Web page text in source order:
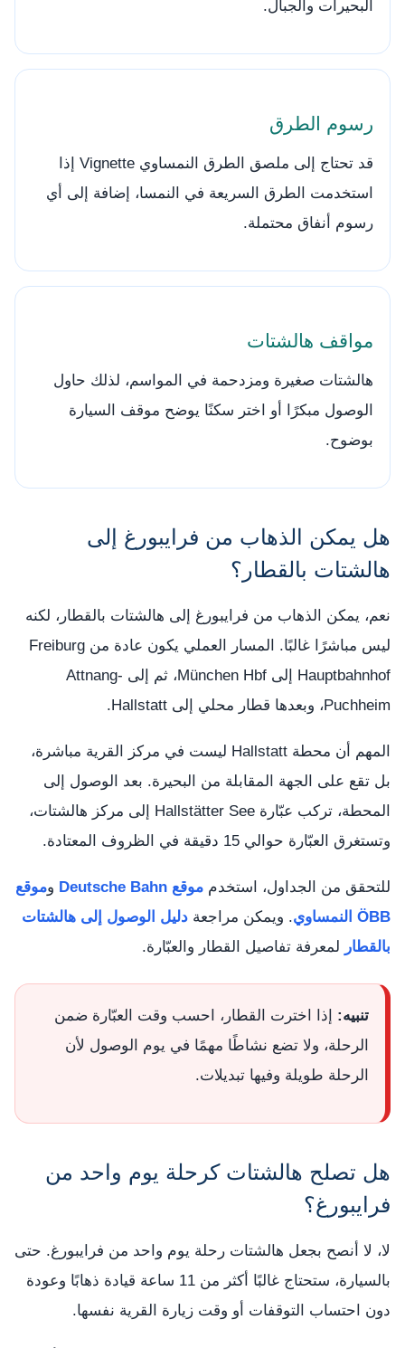
البحيرات والجبال.
رسوم الطرق
قد تحتاج إلى ملصق الطرق النمساوي Vignette إذا
استخدمت الطرق السريعة في النمسا، إضافة إلى أي
رسوم أنفاق محتملة.
مواقف هالشتات
هالشتات صغيرة ومزدحمة في المواسم، لذلك حاول
الوصول مبكرًا أو اختر سكنًا يوضح موقف السيارة
بوضوح.
هل يمكن الذهاب من فرايبورغ إلى
هالشتات بالقطار؟
نعم، يمكن الذهاب من فرايبورغ إلى هالشتات بالقطار، لكنه
ليس مباشرًا غالبًا. المسار العملي يكون عادة من Freiburg
Hauptbahnhof إلى München Hbf، ثم إلى Attnang-
Puchheim، وبعدها قطار محلي إلى Hallstatt.
المهم أن محطة Hallstatt ليست في مركز القرية مباشرة،
بل تقع على الجهة المقابلة من البحيرة. بعد الوصول إلى
المحطة، تركب عبّارة Hallstätter See إلى مركز هالشتات،
وتستغرق العبّارة حوالي 15 دقيقة في الظروف المعتادة.
للتحقق من الجداول، استخدم موقع Deutsche Bahn وموقع
ÖBB النمساوي
. ويمكن مراجعة دليل الوصول إلى هالشتات
بالقطار لمعرفة تفاصيل القطار والعبّارة.
تنبيه: إذا اخترت القطار، احسب وقت العبّارة ضمن
الرحلة، ولا تضع نشاطًا مهمًا في يوم الوصول لأن
الرحلة طويلة وفيها تبديلات.
هل تصلح هالشتات كرحلة يوم واحد من
فرايبورغ؟
لا، لا أنصح بجعل هالشتات رحلة يوم واحد من فرايبورغ. حتى
بالسيارة، ستحتاج غالبًا أكثر من 11 ساعة قيادة ذهابًا وعودة
دون احتساب التوقفات أو وقت زيارة القرية نفسها.